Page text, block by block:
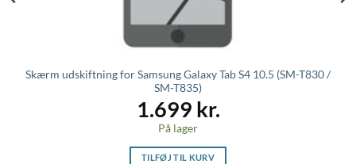
Skærm udskiftning for Samsung Galaxy Tab S4 10.5 (SM-T830 /
SM-T835)
1.699 kr.
På lager
TILFØJ TIL KURV